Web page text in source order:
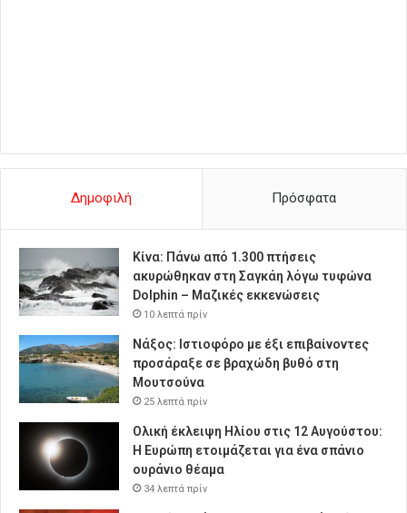
Δημοφιλή Πρόσφατα
Κίνα: Πάνω από 1.300 πτήσεις
ακυρώθηκαν στη Σαγκάη λόγω τυφώνα
Dolphin – Μαζικές εκκενώσεις
10 λεπτά πρίν
Νάξος: Ιστιοφόρο με έξι επιβαίνοντες
προσάραξε σε βραχώδη βυθό στη
Μουτσούνα
25 λεπτά πρίν
Ολική έκλειψη Ηλίου στις 12 Αυγούστου:
Η Ευρώπη ετοιμάζεται για ένα σπάνιο
ουράνιο θέαμα
34 λεπτά πρίν